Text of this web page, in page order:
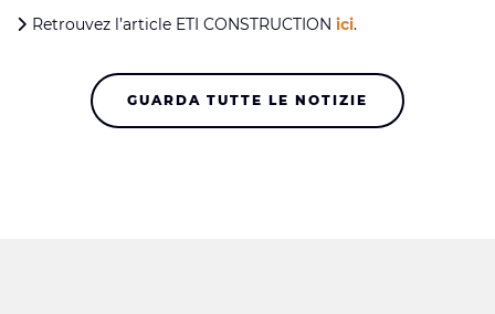
Retrouvez l’article ETI CONSTRUCTION ici.
GUARDA TUTTE LE NOTIZIE